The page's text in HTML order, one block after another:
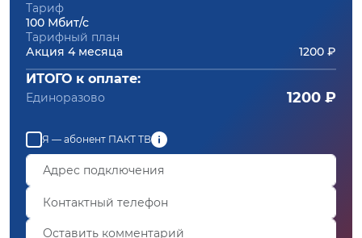
Тариф
100 Мбит/с
Тарифный план
Акция 4 месяца
1200 ₽
ИТОГО к оплате:
Единоразово 1200 ₽
Я — абонент ПАКТ ТВ